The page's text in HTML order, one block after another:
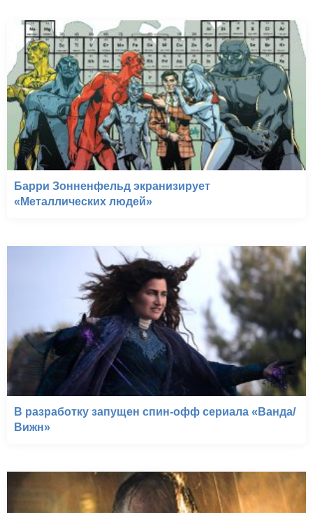
Барри Зонненфельд экранизирует
«Металлических людей»
В разработку запущен спин-офф сериала «Ванда/
Вижн»